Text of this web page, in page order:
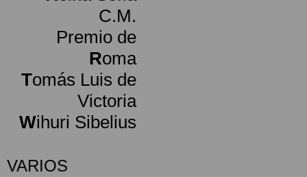
C.M.
Premio de
Roma
Tomás Luis de
Victoria
Wihuri Sibelius
VARIOS